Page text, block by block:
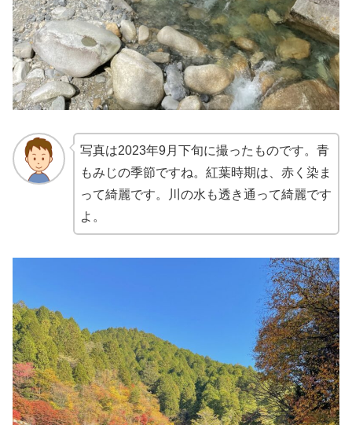
写真は2023年9月下旬に撮ったものです。青
もみじの季節ですね。紅葉時期は、赤く染ま
って綺麗です。川の水も透き通って綺麗です
よ。